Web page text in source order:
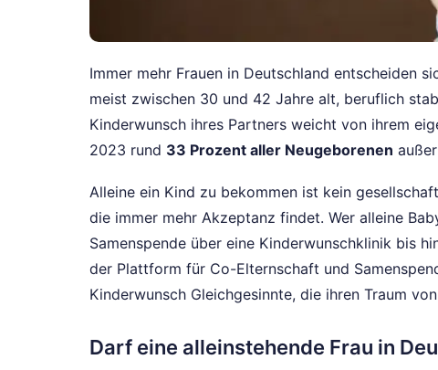
Immer mehr Frauen in Deutschland entscheiden
meist zwischen 30 und 42 Jahre alt, beruflich
Kinderwunsch ihres Partners weicht von ihrem
2023 rund 33 Prozent aller Neugeborenen
Alleine ein Kind zu bekommen ist kein
die immer mehr Akzeptanz findet. Wer alleine
Samenspende über eine Kinderwunschklinik bis
der Plattform für Co-Elternschaft und
Kinderwunsch Gleichgesinnte, die ihren Traum
Darf eine alleinstehende Frau in